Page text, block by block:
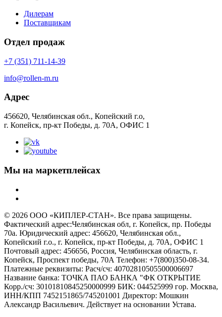
Дилерам
Поставщикам
Отдел продаж
+7 (351) 711-14-39
info@rollen-m.ru
Адрес
456620, Челябинская обл., Копейский г.о,
г. Копейск, пр-кт Победы, д. 70А, ОФИС 1
Мы на маркетплейсах
© 2026 ООО «КИПЛЕР-СТАН». Все права защищены.
Фактический адрес:Челябинская обл, г. Копейск, пр. Победы
70а. Юридический адрес: 456620, Челябинская обл.,
Копейский г.о., г. Копейск, пр-кт Победы, д. 70А, ОФИС 1
Почтовый адрес: 456656, Россия, Челябинская область, г.
Копейск, Проспект победы, 70А Телефон: +7(800)350-08-34.
Платежные реквизиты: Расч/сч: 40702810505500006697
Название банка: ТОЧКА ПАО БАНКА "ФК ОТКРЫТИЕ
Корр./сч: 30101810845250000999 БИК: 044525999 гор. Москва,
ИНН/КПП 7452151865/745201001 Директор: Мошкин
Александр Васильевич. Действует на основании Устава.